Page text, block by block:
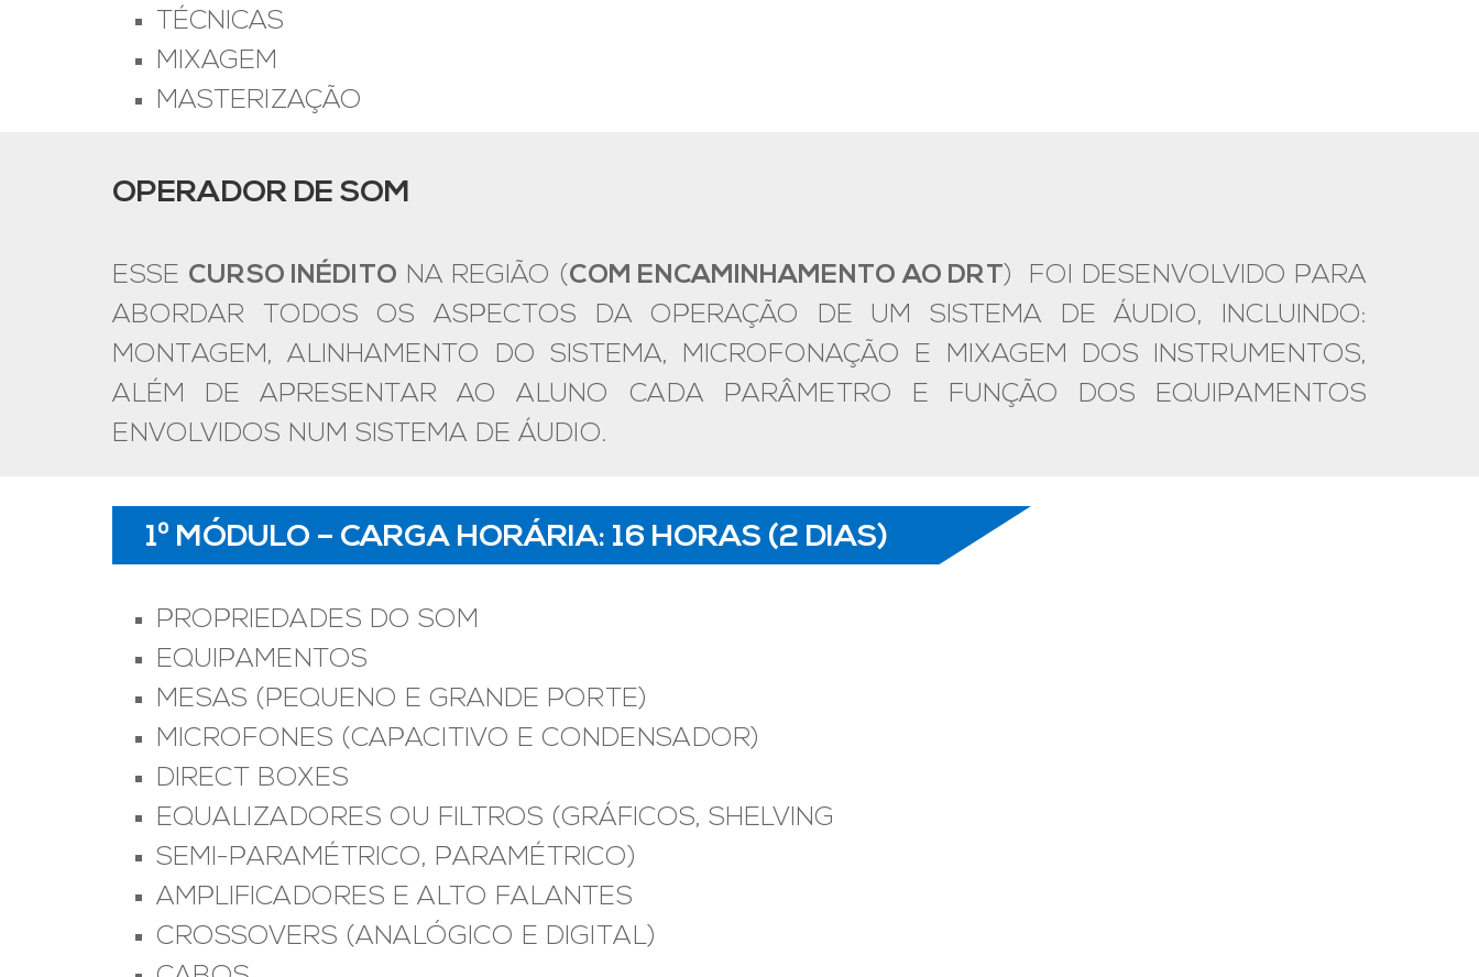
TÉCNICAS
MIXAGEM
MASTERIZAÇÃO
OPERADOR DE SOM
ESSE CURSO INÉDITO NA REGIÃO (COM ENCAMINHAMENTO AO DRT) FOI DESENVOLVIDO PARA
ABORDAR TODOS OS ASPECTOS DA OPERAÇÃO DE UM SISTEMA DE ÁUDIO, INCLUINDO:
MONTAGEM, ALINHAMENTO DO SISTEMA, MICROFONAÇÃO E MIXAGEM DOS INSTRUMENTOS,
ALÉM DE APRESENTAR AO ALUNO CADA PARÂMETRO E FUNÇÃO DOS EQUIPAMENTOS
ENVOLVIDOS NUM SISTEMA DE ÁUDIO.
1º MÓDULO – CARGA HORÁRIA: 16 HORAS (2 DIAS)
PROPRIEDADES DO SOM
EQUIPAMENTOS
MESAS (PEQUENO E GRANDE PORTE)
MICROFONES (CAPACITIVO E CONDENSADOR)
DIRECT BOXES
EQUALIZADORES OU FILTROS (GRÁFICOS, SHELVING
SEMI-PARAMÉTRICO, PARAMÉTRICO)
AMPLIFICADORES E ALTO FALANTES
CROSSOVERS (ANALÓGICO E DIGITAL)